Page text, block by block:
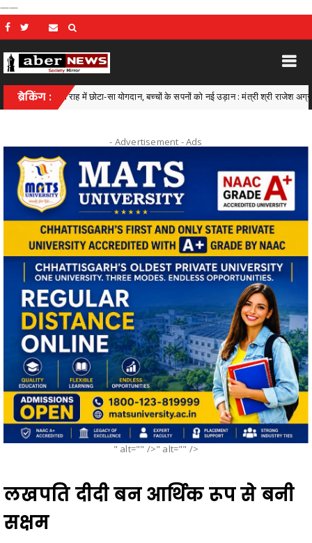
——
ब्रेकिंग :
की राह में छोटा-सा योगदान, बच्चों के सपनों को नई उड़ान : मंत्री श्री राजेश अग्रवाल
- Advertisement -Ads
" alt="" />" alt="" />
लखपति दीदी बन आर्थिक रूप से बनी
सक्षम